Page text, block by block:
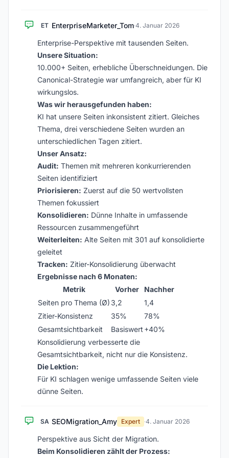
ET EnterpriseMarketer_Tom·4. Januar 2026
Enterprise-Perspektive mit tausenden Seiten.
Unsere Situation:
10.000+ Seiten, erhebliche Überschneidungen. Die
Canonical-Strategie war umfangreich, aber für KI
wirkungslos.
Was wir herausgefunden haben:
KI hat unsere Seiten inkonsistent zitiert. Gleiches
Thema, drei verschiedene Seiten wurden an
unterschiedlichen Tagen zitiert.
Unser Ansatz:
Audit: Themen mit mehreren konkurrierenden
Seiten identifiziert
Priorisieren: Zuerst auf die 50 wertvollsten
Themen fokussiert
Konsolidieren: Dünne Inhalte in umfassende
Ressourcen zusammengeführt
Weiterleiten: Alte Seiten mit 301 auf konsolidierte
geleitet
Tracken: Zitier-Konsolidierung überwacht
Ergebnisse nach 6 Monaten:
Metrik
Vorher
Nachher
Seiten pro Thema (Ø) 3,2
1,4
Zitier-Konsistenz
35%
78%
Gesamtsichtbarkeit
Basiswert +40%
Konsolidierung verbesserte die
Gesamtsichtbarkeit, nicht nur die Konsistenz.
Die Lektion:
Für KI schlagen wenige umfassende Seiten viele
dünne Seiten.
SA SEOMigration_Amy Expert ·4. Januar 2026
Perspektive aus Sicht der Migration.
Beim Konsolidieren zählt der Prozess: